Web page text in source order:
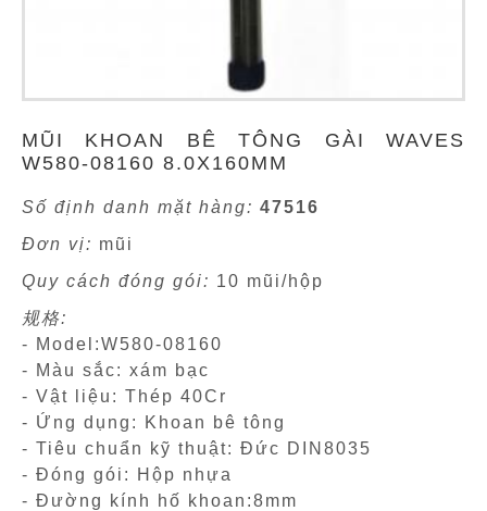
MŨI KHOAN BÊ TÔNG GÀI WAVES
W580-08160 8.0X160MM
Số định danh mặt hàng: 47516
Đơn vị: mũi
Quy cách đóng gói: 10 mũi/hộp
规格:
- Model:W580-08160
- Màu sắc: xám bạc
- Vật liệu: Thép 40Cr
- Ứng dụng: Khoan bê tông
- Tiêu chuẩn kỹ thuật: Đức DIN8035
- Đóng gói: Hộp nhựa
- Đường kính hố khoan:8mm